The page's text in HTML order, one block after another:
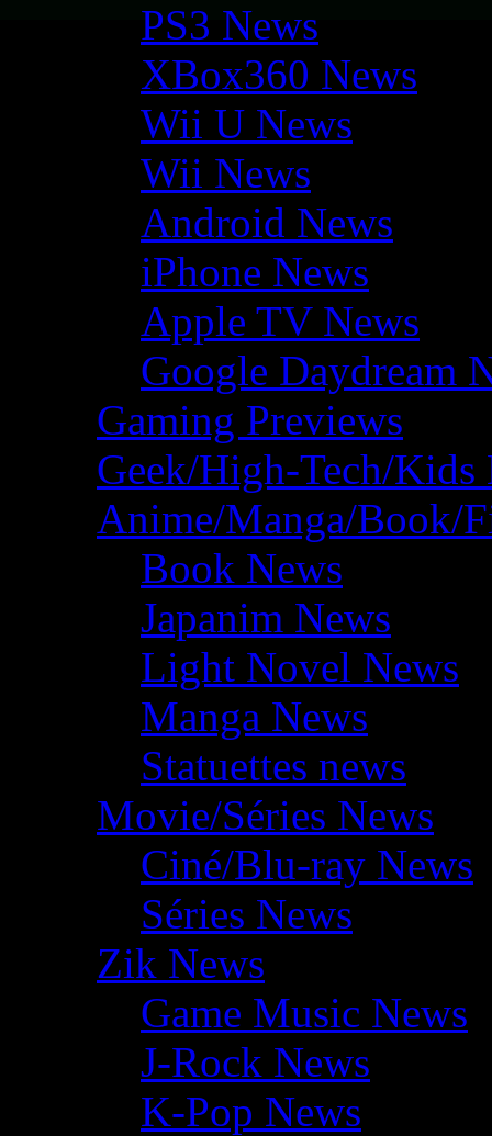
PS3 News
XBox360 News
Wii U News
Wii News
Android News
iPhone News
Apple TV News
Google Daydream
Gaming Previews
Geek/High-Tech/Kids
Anime/Manga/Book/
Book News
Japanim News
Light Novel News
Manga News
Statuettes news
Movie/Séries News
Ciné/Blu-ray News
Séries News
Zik News
Game Music News
J-Rock News
K-Pop News